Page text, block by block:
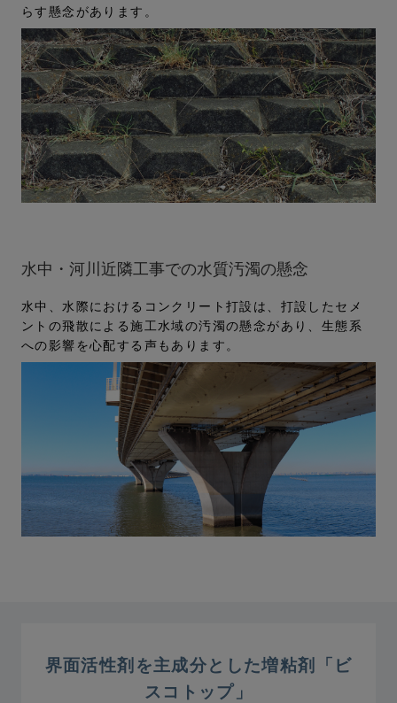
らす懸念があります。
水中・河川近隣工事での水質汚濁の懸念
⽔中、⽔際におけるコンクリート打設は、打設したセメ
ントの⾶散による施⼯⽔域の汚濁の懸念があり、⽣態系
への影響を⼼配する声もあります。
界⾯活性剤を主成分とした増粘剤「ビ
スコトップ」